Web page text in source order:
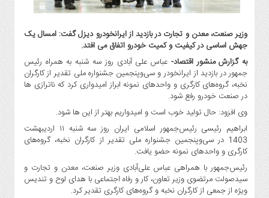
و
خودرو
استارت
آپ
و
فن
آوری
،
بیمه
و
ارز
دیجیتال
کشاورزی
وزیر صنعت، معدن و تجارت در بازدید از ایرانخودرو دیزل گفت: امسال یک
جهش اساسی در کیفیت و کمیت خودرو اتفاق می افتد.
به گزارش منشور اقتصاد- عباس علی آبادی روز سه شنبه به همراه رئیس
جمهور در بازدید از ایرانخودر و سی‌وپنجمین جشنواره ملی تقدیر از کارگران
نخبه، گروه‌های کارگری و واحدهای نمونه ابراز امیدواری کرد که ناترازی ها
در صنعت خودرو رفع شود.
وی افزود: حال تولید خوب است و امیدواریم بهتر از این ها شود.
ابراهیم رئیسی رئیس‌جمهور اسلامی ایران روز سه شنبه ۱۱ اردیبهشت
1403 در سی‌وپنجمین جشنواره ملی تقدیر از کارگران نخبه، گروه‌های
کارگری و واحدهای نمونه حضو یافت.
رئیس‌جمهور با همراهی عباس علی‌آبادی وزیر صنعت، معدن و تجارت و
سیدصولت مرتضوی وزیر تعاون، کار و رفاه اجتماعی با هدای لوح و تندیس
ویژه از جمعی از کارگران نخبه و گروه‌های کارگری تقدیر کرد.